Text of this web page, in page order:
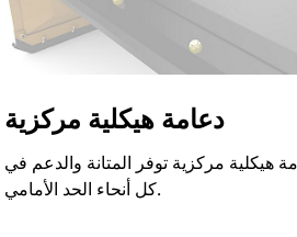
دعامة هيكلية مركزية
هيكلية مركزية توفر المتانة والدعم في
كل أنحاء الحد الأمامي.